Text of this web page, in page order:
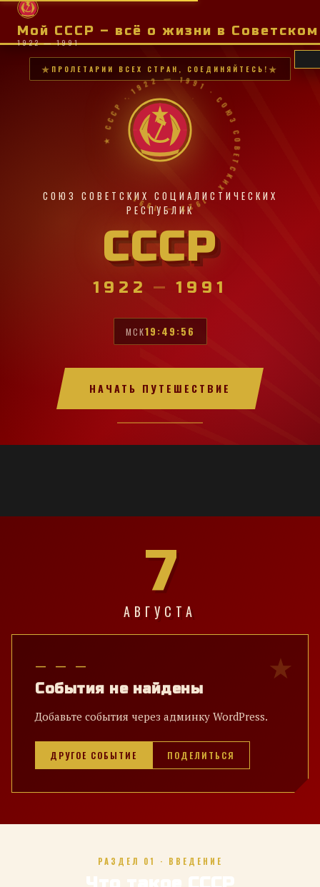
Мой СССР – всё о жизни в
1922 — 1991
ПРОЛЕТАРИИ ВСЕХ СТРАН, СОЕДИНЯЙТЕСЬ!
★ СССР · 1922 — 1991 · СОЮЗ СОВЕТСКИХ · 1922 — 1991 ·
СОЮЗ СОВЕТСКИХ СОЦИАЛИСТИЧЕСКИХ
РЕСПУБЛИК
СССР
1922 — 1991
МСК19:49:57
НАЧАТЬ ПУТЕШЕСТВИЕ
7
АВГУСТА
— — —
События не найдены
Добавьте события через админку WordPress.
ДРУГОЕ СОБЫТИЕ ПОДЕЛИТЬСЯ
РАЗДЕЛ 01 · ВВЕДЕНИЕ